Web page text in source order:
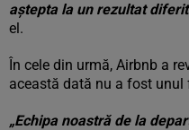
aștepta la un rezultat
el.
În cele din urmă, Airbnb a
această dată nu a fost unul
„Echipa noastră de la